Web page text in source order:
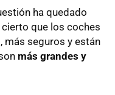
ha quedado
que los coches
más seguros y están
más grandes y